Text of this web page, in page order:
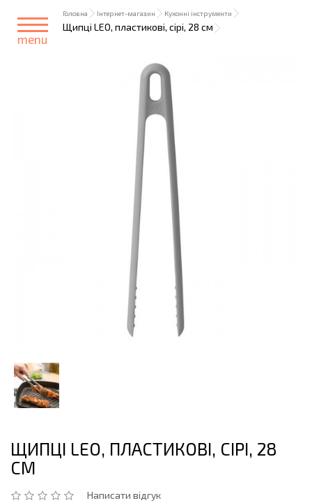
menu
Головна Інтернет-магазин Кухонні інструменти
Щипці LEO, пластикові, сірі, 28 см
ЩИПЦІ LEO, ПЛАСТИКОВІ, СІРІ, 28
СМ
Написати відгук